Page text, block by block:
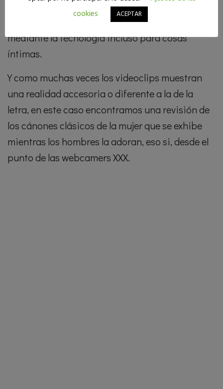
propia de nuestra época, y estamos
comenzando a acostumbrarnos a relacionarnos
mediante la tecnología incluso para cosas
íntimas.
Y como muchas veces los videoclips muestran
una realidad accesoria o diferente a la de la
letra, en este caso encontramos una revisión de
los cánones clásicos de la mujer que se exhibe
mientras los hombres la adoran, eso si, desde el
punto de las webcamers XXX.
cookies
ACEPTAR